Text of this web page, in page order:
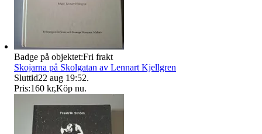
Badge på objektet:Fri frakt
Skojarna på Skolgatan av Lennart Kjellgren
Sluttid22 aug 19:52.
Pris:160 kr,Köp nu.